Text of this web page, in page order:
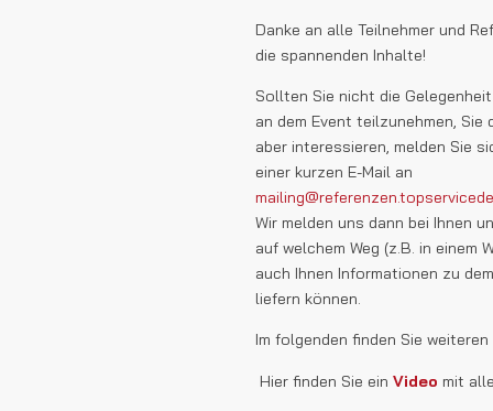
Danke an alle Teilnehmer und
die spannenden Inhalte!
Sollten Sie nicht die
an dem Event teilzunehmen, Sie
aber interessieren, melden Sie
einer kurzen E-Mail an
Wir melden uns dann bei Ihnen
auf welchem Weg (z.B. in einem
auch Ihnen Informationen zu
liefern können.
Im folgenden finden Sie
Hier finden Sie ein Video mit